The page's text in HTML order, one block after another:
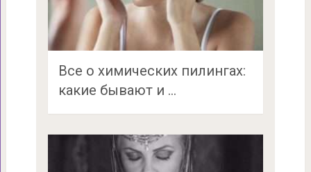
Все о химических пилингах:
какие бывают и …